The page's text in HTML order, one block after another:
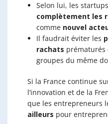
Selon lui, les
complètement les
comme nouvel
Il faudrait éviter les
rachats prématurés
groupes du même
Si la France continue
l’innovation et de la
que les entrepreneurs
ailleurs pour